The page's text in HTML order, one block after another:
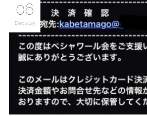
06
Dec 2025